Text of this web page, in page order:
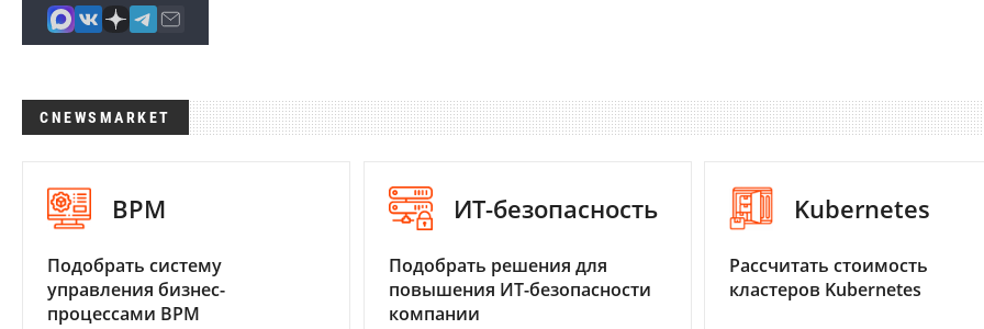
CNEWSMARKET
BPM
Подобрать систему
управления бизнес-
процессами BPM
ИТ-безопасность
Подобрать решения для
повышения ИТ-безопасности
компании
Kubernetes
Рассчитать стоимость
кластеров Kubernetes